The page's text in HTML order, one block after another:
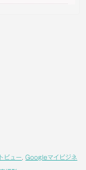
ビュー ,Googleマイビジネ